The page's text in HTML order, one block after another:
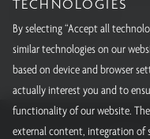
TECHNOLOGIES
By selecting “Accept all
similar technologies on our
based on device and browser
actually interest you and to
functionality of our website.
external content, integration of
Tous nos certificats